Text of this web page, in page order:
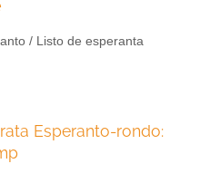
/ Listo de esperanta
Esperanto-rondo: